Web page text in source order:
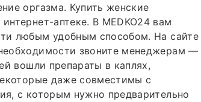
оргазма. Купить женские
аптеке. В MEDKO24 вам
любым удобным способом. На сайте
звоните менеджерам —
вошли препараты в каплях,
даже совместимы с
с которым нужно предварительно